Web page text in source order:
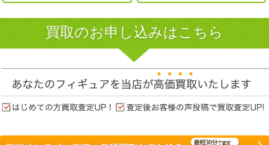
買取のお申し込みはこちら